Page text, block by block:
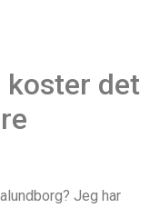
koster det
Jeg har